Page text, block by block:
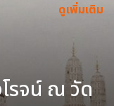
ดูเพิ่มเติม
โรจน์ ณ วัด